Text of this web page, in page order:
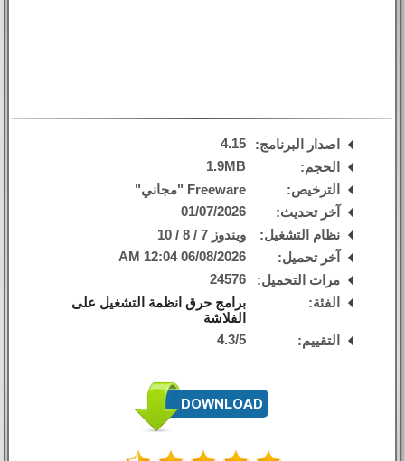
اصدار البرنامج:
4.15
الحجم:
1.9MB
الترخيص:
Freeware "مجاني"
آخر تحديث:
01/07/2026
نظام التشغيل:
ويندوز 7 / 8 / 10
آخر تحميل:
06/08/2026 12:04 AM
مرات التحميل:
24576
الفئة:
برامج حرق انظمة التشغيل على
الفلاشة
التقييم:
4.3/5